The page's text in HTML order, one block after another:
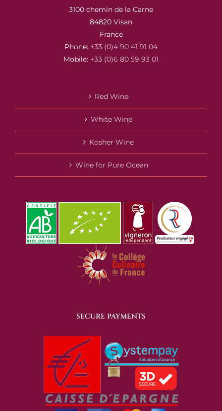
3100 chemin de la Carne
84820 Visan
France
Phone: +33 (0)4 90 41 91 04
Mobile: +33 (0)6 80 59 93 01
Red Wine
White Wine
Kosher Wine
Wine for Pure Ocean
SECURE PAYMENTS